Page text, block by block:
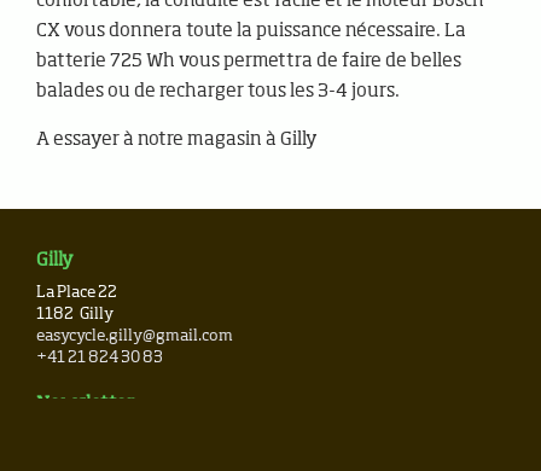
CX vous donnera toute la puissance nécessaire. La
batterie 725 Wh vous permettra de faire de belles
balades ou de recharger tous les 3-4 jours.
A essayer à notre magasin à Gilly
Gilly
La Place 22
1182 Gilly
easycycle.gilly@gmail.com
+41 21 824 30 83
Newsletter